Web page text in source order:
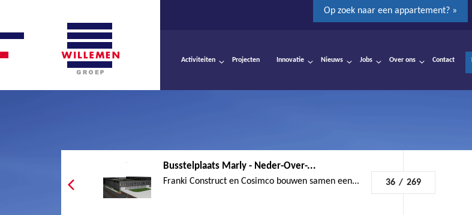
Op zoek naar een appartement? »
Activiteiten Projecten Innovatie Nieuws Jobs Over ons Contact
Busstelplaats Marly - Neder-Over-...
Franki Construct en Cosimco bouwen samen een... 36 / 269